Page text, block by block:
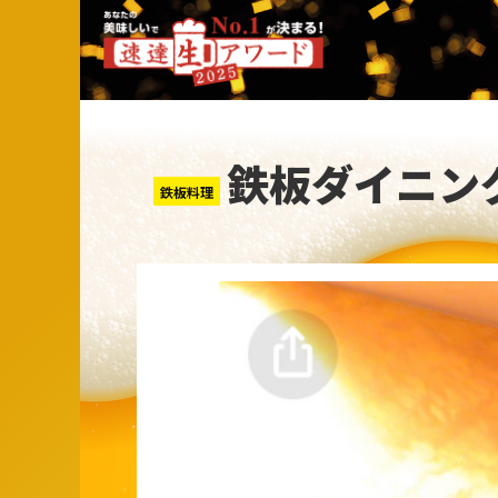
鉄板料理 鉄板ダイニン